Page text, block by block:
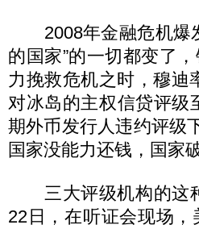
2008年金融危机爆发
的国家”的一切都变了
力挽救危机之时，穆迪
对冰岛的主权信贷评级
期外币发行人违约评级
国家没能力还钱，国家
三大评级机构的这种
22日，在听证会现场